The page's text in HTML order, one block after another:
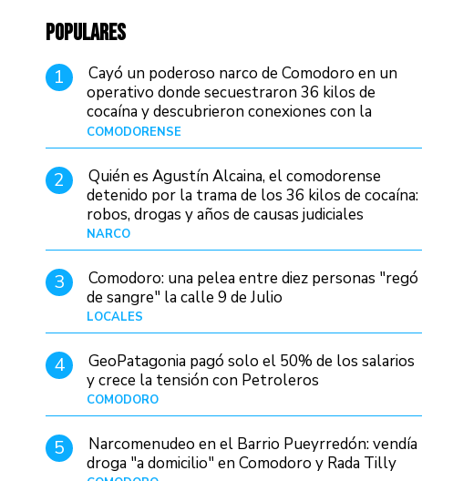
POPULARES
1
Cayó un poderoso narco de Comodoro en un
operativo donde secuestraron 36 kilos de
cocaína y descubrieron conexiones con la
Patagonia
COMODORENSE
2
Quién es Agustín Alcaina, el comodorense
detenido por la trama de los 36 kilos de cocaína:
robos, drogas y años de causas judiciales
NARCO
3
Comodoro: una pelea entre diez personas "regó
de sangre" la calle 9 de Julio
LOCALES
4
GeoPatagonia pagó solo el 50% de los salarios
y crece la tensión con Petroleros
COMODORO
5
Narcomenudeo en el Barrio Pueyrredón: vendía
droga "a domicilio" en Comodoro y Rada Tilly